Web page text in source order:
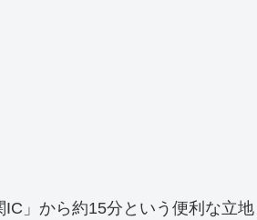
」から約15分という便利な立地